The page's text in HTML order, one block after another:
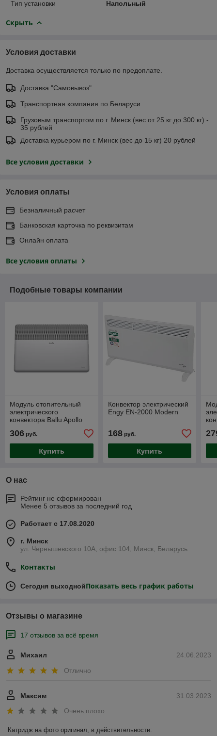
Тип установки Напольный
Скрыть
Условия доставки
Доставка осуществляется только по предоплате.
Доставка "Самовывоз"
Транспортная компания по Беларуси
Грузовым транспортом по г. Минск (вес от 25 кг до 300 кг) -
35 рублей
Доставка курьером по г. Минск (вес до 15 кг) 20 рублей
Все условия доставки
Условия оплаты
Безналичный расчет
Банковская карточка по реквизитам
Онлайн оплата
Все условия оплаты
Подобные товары компании
Модуль отопительный
электрического
конвектора Ballu Apollo
Transformer BEC/AT-2000
306 руб.
Купить
Конвектор электрический
Engy EN-2000 Modern
168руб.
Купить
О нас
Рейтинг не сформирован
Менее 5 отзывов за последний год
Работает с 17.08.2020
г. Минск
ул. Чернышевского 10А, офис 104, Минск, Беларусь
Контакты
Сегодня выходнойПоказать весь график работы
Отзывы о магазине
17 отзывов за всё время
24.06.2023
Михаил
Отлично
31.03.2023
Максим
Очень плохо
Катридж на фото оригинал, в действительности: